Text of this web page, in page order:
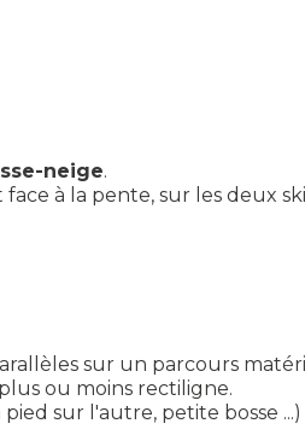
neige.
face à la pente, sur les deux
sur un parcours
ou moins rectiligne.
sur l'autre, petite bosse